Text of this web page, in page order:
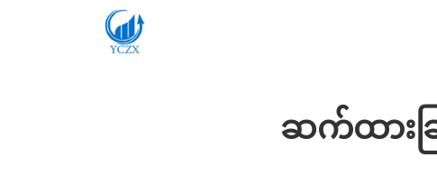
ဆက်ထား